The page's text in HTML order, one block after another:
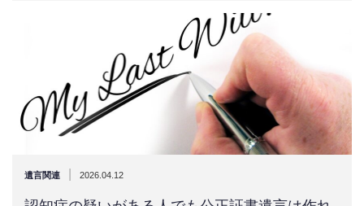
遺言関連 2026.04.12